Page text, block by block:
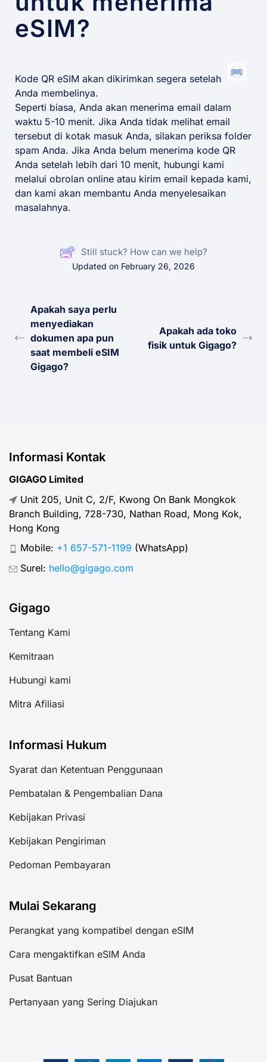
eSIM?
Kode QR eSIM akan dikirimkan segera setelah
Anda membelinya.
Seperti biasa, Anda akan menerima email dalam
waktu 5-10 menit. Jika Anda tidak melihat email
tersebut di kotak masuk Anda, silakan periksa folder
spam Anda. Jika Anda belum menerima kode QR
Anda setelah lebih dari 10 menit, hubungi kami
melalui obrolan online atau kirim email kepada kami,
dan kami akan membantu Anda menyelesaikan
masalahnya.
Still stuck? How can we help?
Updated on February 26, 2026
Apakah saya perlu
menyediakan
dokumen apa pun
saat membeli eSIM
Gigago?
Apakah ada toko
fisik untuk Gigago?
Informasi Kontak
GIGAGO Limited
Unit 205, Unit C, 2/F, Kwong On Bank Mongkok
Branch Building, 728-730, Nathan Road, Mong Kok,
Hong Kong
Mobile: +1 657-571-1199 (WhatsApp)
Surel: hello@gigago.com
Gigago
Tentang Kami
Kemitraan
Hubungi kami
Mitra Afiliasi
Informasi Hukum
Syarat dan Ketentuan Penggunaan
Pembatalan & Pengembalian Dana
Kebijakan Privasi
Kebijakan Pengiriman
Pedoman Pembayaran
Mulai Sekarang
Perangkat yang kompatibel dengan eSIM
Cara mengaktifkan eSIM Anda
Pusat Bantuan
Pertanyaan yang Sering Diajukan